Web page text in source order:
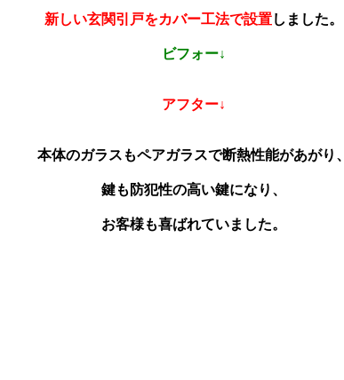
新しい玄関引戸をカバー工法で設置しました。
ビフォー↓
アフター↓
本体のガラスもペアガラスで断熱性能があがり、
鍵も防犯性の高い鍵になり、
お客様も喜ばれていました。